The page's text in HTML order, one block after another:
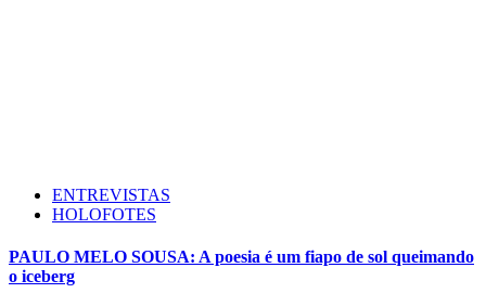
ENTREVISTAS
HOLOFOTES
PAULO MELO SOUSA: A poesia é um fiapo de sol queimando
o iceberg